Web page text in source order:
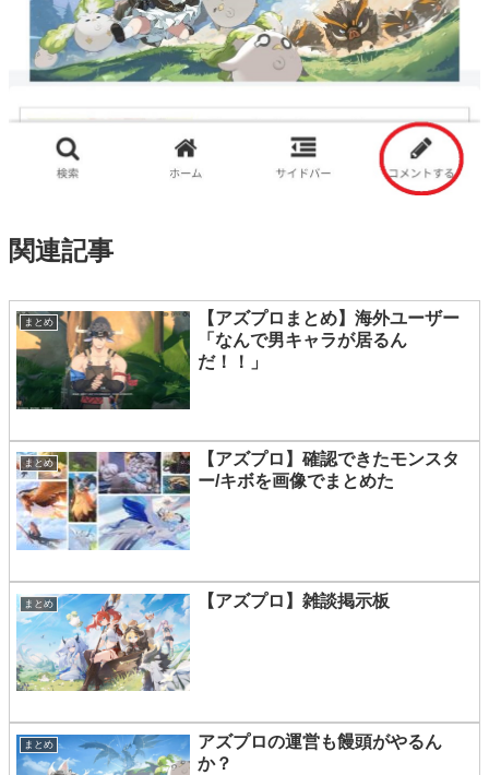
関連記事
まとめ
【アズプロまとめ】海外ユーザー
「なんで男キャラが居るん
だ！！」
まとめ
【アズプロ】確認できたモンスタ
ー/キボを画像でまとめた
まとめ 【アズプロ】雑談掲示板
まとめ
アズプロの運営も饅頭がやるん
か？